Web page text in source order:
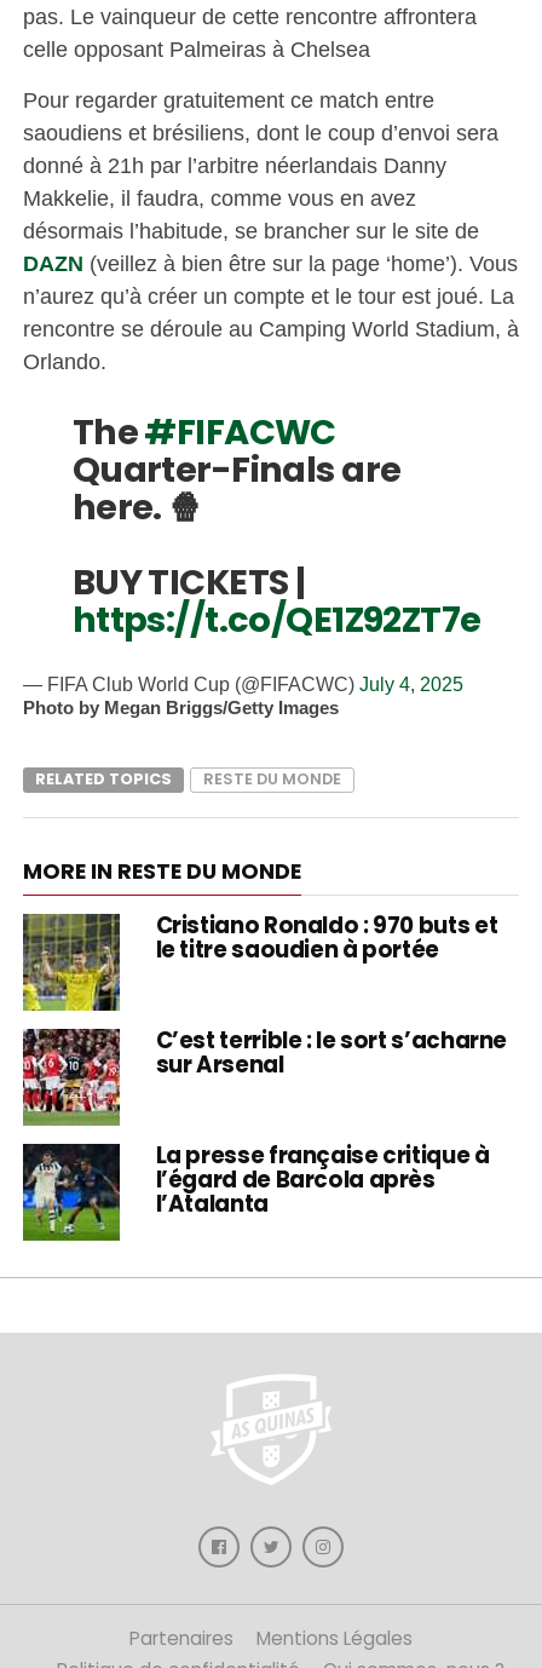
pas. Le vainqueur de cette rencontre affrontera
celle opposant Palmeiras à Chelsea
Pour regarder gratuitement ce match entre
saoudiens et brésiliens, dont le coup d’envoi sera
donné à 21h par l’arbitre néerlandais Danny
Makkelie, il faudra, comme vous en avez
désormais l’habitude, se brancher sur le site de
DAZN (veillez à bien être sur la page ‘home’). Vous
n’aurez qu’à créer un compte et le tour est joué. La
rencontre se déroule au Camping World Stadium, à
Orlando.
The#FIFACWC
Quarter-Finals are
here. 🍿
BUY TICKETS |
https://t.co/QE1Z92ZT7e
— FIFA Club World Cup (@FIFACWC) July 4, 2025
Photo by Megan Briggs/Getty Images
RELATED TOPICS RESTE DU MONDE
MORE IN RESTE DU MONDE
Cristiano Ronaldo : 970 buts et
le titre saoudien à portée
C’est terrible : le sort s’acharne
sur Arsenal
La presse française critique à
l’égard de Barcola après
l’Atalanta
Partenaires
Mentions Légales